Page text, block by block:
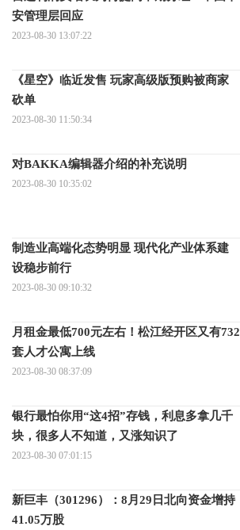
安管理层回应
2023-08-30 13:07:22
《星空》临近发售 玩家高级版预购被商家
砍单
2023-08-30 11:50:34
对BAKKA编辑器介绍的补充说明
2023-08-30 10:35:02
制造业高端化态势明显 现代化产业体系建
设稳步前行
2023-08-30 09:10:32
月租金最低700元左右！松江经开区又有732
套人才公寓上线
2023-08-30 08:37:09
银行最怕你用“这4招”存钱，利息多拿几千
块，很多人不知道，又涨知识了
2023-08-30 07:01:15
新巨丰（301296）：8月29日北向资金增持
41.05万股